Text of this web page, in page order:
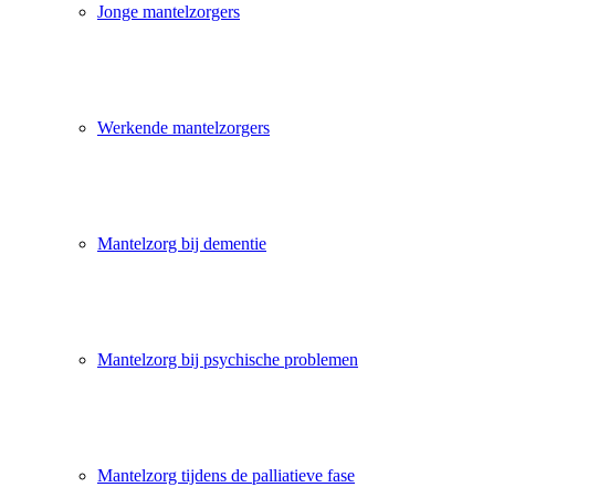
Jonge mantelzorgers
Werkende mantelzorgers
Mantelzorg bij dementie
Mantelzorg bij psychische problemen
Mantelzorg tijdens de palliatieve fase